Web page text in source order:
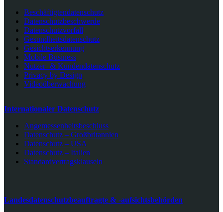
Beschäftigtendatenschutz
Datenschutzbeschwerde
Datenschutzvorfall
Gesundheitsdatenschutz
Gesichtserkennung
Mobile Business
Nutzer- & Kundendatenschutz
Privacy by Design
Videoüberwachung
Internationaler Datenschutz
Angemessenheitsbeschluss
Datenschutz – Großbritannien
Datenschutz – USA
Datenschutz – Italien
Standardvertragsklauseln
Landesdatenschutzbeauftragte & -aufsichtsbehörden